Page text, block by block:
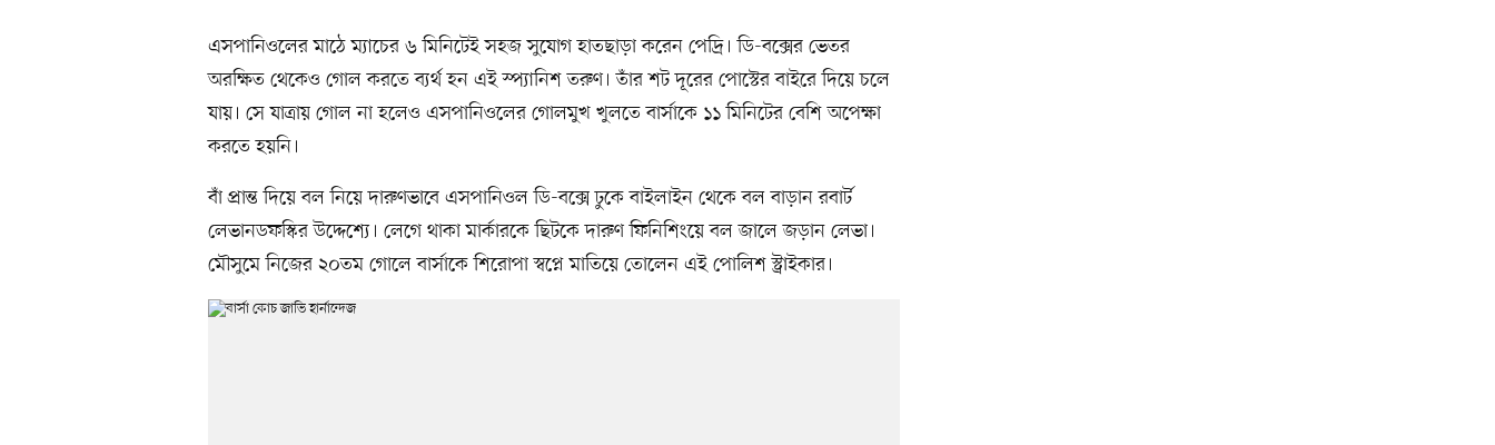
এসপানিওলের মাঠে ম্যাচের ৬ মিনিটেই সহজ সুযোগ হাতছাড়া করেন পেদ্রি। ডি-বক্সের ভেতর
অরক্ষিত থেকেও গোল করতে ব্যর্থ হন এই স্প্যানিশ তরুণ। তাঁর শট দূরের পোস্টের বাইরে দিয়ে চলে
যায়। সে যাত্রায় গোল না হলেও এসপানিওলের গোলমুখ খুলতে বার্সাকে ১১ মিনিটের বেশি অপেক্ষা
করতে হয়নি।
বাঁ প্রান্ত দিয়ে বল নিয়ে দারুণভাবে এসপানিওল ডি-বক্সে ঢুকে বাইলাইন থেকে বল বাড়ান রবার্ট
লেভানডফস্কির উদ্দেশ্যে। লেগে থাকা মার্কারকে ছিটকে দারুণ ফিনিশিংয়ে বল জালে জড়ান লেভা।
মৌসুমে নিজের ২০তম গোলে বার্সাকে শিরোপা স্বপ্নে মাতিয়ে তোলেন এই পোলিশ স্ট্রাইকার।